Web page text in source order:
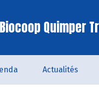
Biocoop Quimper
Actualités